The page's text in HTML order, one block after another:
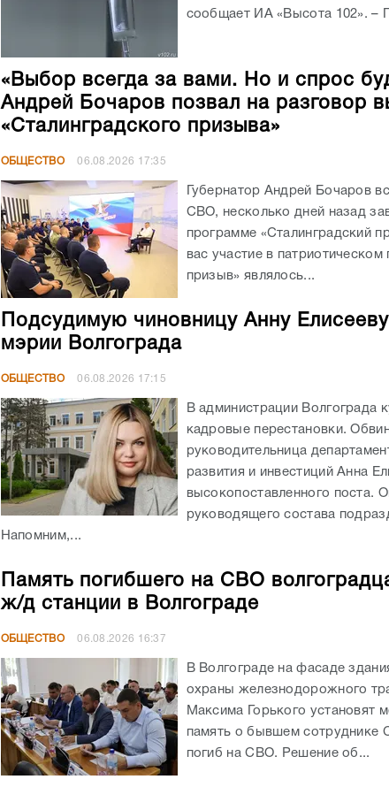
сообщает ИА «Высота 102». –
«Выбор всегда за вами. Но и спрос
Андрей Бочаров позвал на разговор
«Сталинградского призыва»
ОБЩЕСТВО 06.08.2026 17:35
Губернатор Андрей Бочаров
СВО, несколько дней назад
программе «Сталинградский
вас участие в
призыв» являлось...
Подсудимую чиновницу Анну
мэрии Волгограда
ОБЩЕСТВО 06.08.2026 17:15
В администрации Волгограда
кадровые перестановки.
руководительница
развития и инвестиций Анна
высокопоставленного поста.
руководящего состава
Напомним,...
Память погибшего на СВО
ж/д станции в Волгограде
ОБЩЕСТВО 06.08.2026 16:37
В Волгограде на фасаде
охраны железнодорожного
Максима Горького установят
память о бывшем сотруднике
погиб на СВО. Решение об...